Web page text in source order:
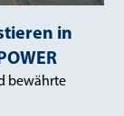
in
bewährte